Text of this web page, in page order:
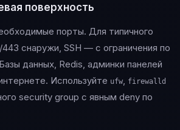
поверхность
порты. Для типичного
снаружи, SSH — с ограничения по
данных, Redis, админки панелей
Используйте ufw firewalld
security group с явным deny по